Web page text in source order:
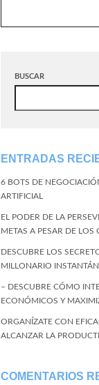
BUSCAR
ENTRADAS
6 BOTS DE
ARTIFICIAL
EL PODER DE LA
METAS A PESAR DE LOS
DESCUBRE LOS
MILLONARIO
– DESCUBRE CÓMO
ECONÓMICOS Y
ORGANÍZATE CON
ALCANZAR LA
COMENTARIOS